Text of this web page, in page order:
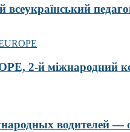
2-й міжнародний
водителей —